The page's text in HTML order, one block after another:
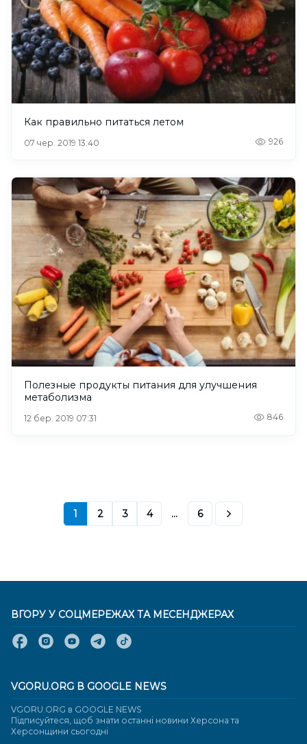
Как правильно питаться летом
07 чер. 2019 13:40 926
Полезные продукты питания для улучшения
метаболизма
12 бер. 2019 07:31 846
1 2 3 4 ... 6
ВГОРУ У СОЦМЕРЕЖАХ ТА МЕСЕНДЖЕРАХ
VGORU.ORG В GOOGLE NEWS
VGORU.ORG в GOOGLE NEWS
Підписуйтеся, щоб знати останні новини Херсона та
Херсонщини сьогодні